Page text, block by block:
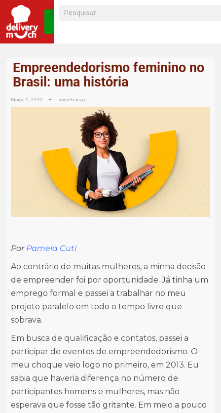
SEJA UM
Empreendedorismo feminino no
Brasil: uma história
Março 9, 2020 Ivanir França
Por Pamela Cuti
Ao contrário de muitas mulheres, a minha decisão
de empreender foi por oportunidade. Já tinha um
emprego formal e passei a trabalhar no meu
projeto paralelo em todo o tempo livre que
sobrava.
Em busca de qualificação e contatos, passei a
participar de eventos de empreendedorismo. O
meu choque veio logo no primeiro, em 2013. Eu
sabia que haveria diferença no número de
participantes homens e mulheres, mas não
esperava que fosse tão gritante. Em meio a pouco